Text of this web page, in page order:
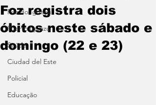
Foz do Iguaçu
Puerto Iguazu
Saúde
Ciudad del Este
Policial
Educação
Foz registra dois
óbitos neste sábado e
domingo (22 e 23)